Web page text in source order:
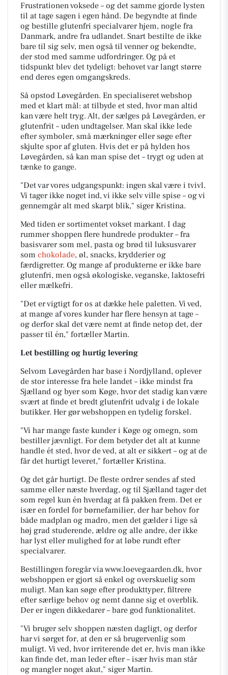
Frustrationen voksede – og det samme gjorde lysten
til at tage sagen i egen hånd. De begyndte at finde
og bestille glutenfri specialvarer hjem, nogle fra
Danmark, andre fra udlandet. Snart bestilte de ikke
bare til sig selv, men også til venner og bekendte,
der stod med samme udfordringer. Og på et
tidspunkt blev det tydeligt: behovet var langt større
end deres egen omgangskreds.
Så opstod Løvegården. En specialiseret webshop
med et klart mål: at tilbyde et sted, hvor man altid
kan være helt tryg. Alt, der sælges på Løvegården, er
glutenfrit – uden undtagelser. Man skal ikke lede
efter symboler, små mærkninger eller søge efter
skjulte spor af gluten. Hvis det er på hylden hos
Løvegården, så kan man spise det – trygt og uden at
tænke to gange.
"Det var vores udgangspunkt: ingen skal være i tvivl.
Vi tager ikke noget ind, vi ikke selv ville spise – og vi
gennemgår alt med skarpt blik," siger Kristina.
Med tiden er sortimentet vokset markant. I dag
rummer shoppen flere hundrede produkter – fra
basisvarer som mel, pasta og brød til luksusvarer
som chokolade, øl, snacks, krydderier og
færdigretter. Og mange af produkterne er ikke bare
glutenfri, men også økologiske, veganske, laktosefri
eller mælkefri.
"Det er vigtigt for os at dække hele paletten. Vi ved,
at mange af vores kunder har flere hensyn at tage –
og derfor skal det være nemt at finde netop det, der
passer til én," fortæller Martin.
Let bestilling og hurtig levering
Selvom Løvegården har base i Nordjylland, oplever
de stor interesse fra hele landet – ikke mindst fra
Sjælland og byer som Køge, hvor det stadig kan være
svært at finde et bredt glutenfrit udvalg i de lokale
butikker. Her gør webshoppen en tydelig forskel.
"Vi har mange faste kunder i Køge og omegn, som
bestiller jævnligt. For dem betyder det alt at kunne
handle ét sted, hvor de ved, at alt er sikkert – og at de
får det hurtigt leveret," fortæller Kristina.
Og det går hurtigt. De fleste ordrer sendes af sted
samme eller næste hverdag, og til Sjælland tager det
som regel kun én hverdag at få pakken frem. Det er
især en fordel for børnefamilier, der har behov for
både madplan og madro, men det gælder i lige så
høj grad studerende, ældre og alle andre, der ikke
har lyst eller mulighed for at løbe rundt efter
specialvarer.
Bestillingen foregår via www.loevegaarden.dk, hvor
webshoppen er gjort så enkel og overskuelig som
muligt. Man kan søge efter produkttyper, filtrere
efter særlige behov og nemt danne sig et overblik.
Der er ingen dikkedarer – bare god funktionalitet.
"Vi bruger selv shoppen næsten dagligt, og derfor
har vi sørget for, at den er så brugervenlig som
muligt. Vi ved, hvor irriterende det er, hvis man ikke
kan finde det, man leder efter – især hvis man står
og mangler noget akut," siger Martin.